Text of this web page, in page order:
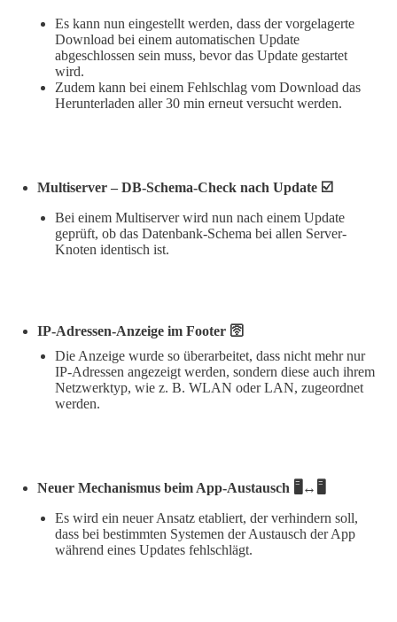
Es kann nun eingestellt werden, dass der vorgelagerte
Download bei einem automatischen Update
abgeschlossen sein muss, bevor das Update gestartet
wird.
Zudem kann bei einem Fehlschlag vom Download das
Herunterladen aller 30 min erneut versucht werden.
Multiserver – DB-Schema-Check nach Update ☑️
Bei einem Multiserver wird nun nach einem Update
geprüft, ob das Datenbank-Schema bei allen Server-
Knoten identisch ist.
IP-Adressen-Anzeige im Footer 🛜
Die Anzeige wurde so überarbeitet, dass nicht mehr nur
IP-Adressen angezeigt werden, sondern diese auch ihrem
Netzwerktyp, wie z. B. WLAN oder LAN, zugeordnet
werden.
Neuer Mechanismus beim App-Austausch 🖥️↔︎🖥️
Es wird ein neuer Ansatz etabliert, der verhindern soll,
dass bei bestimmten Systemen der Austausch der App
während eines Updates fehlschlägt.